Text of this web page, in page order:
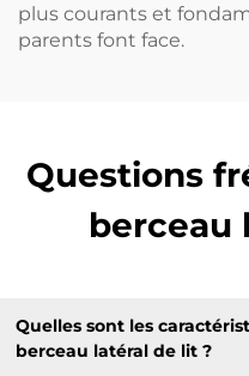
plus courants et
parents font face.
Questions
berceau
Quelles sont les
berceau latéral de lit ?